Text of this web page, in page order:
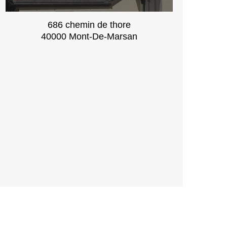
686 chemin de thore
40000 Mont-De-Marsan